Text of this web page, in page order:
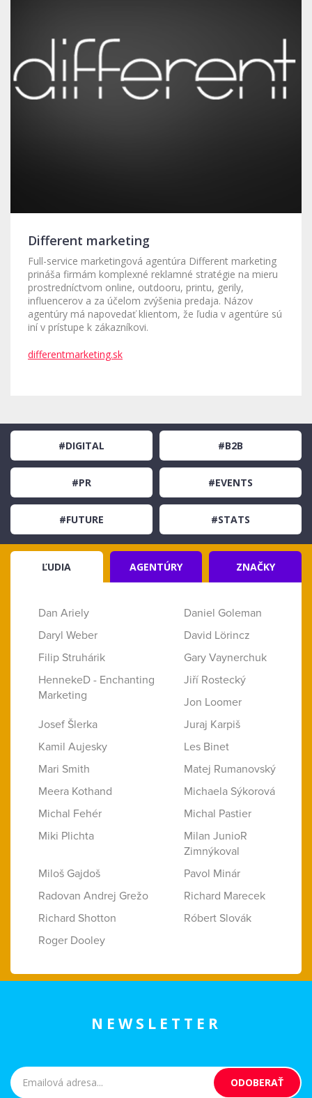
Different marketing
Full-service marketingová agentúra Different marketing
prináša firmám komplexné reklamné stratégie na mieru
prostredníctvom online, outdooru, printu, gerily,
influencerov a za účelom zvýšenia predaja. Názov
agentúry má napovedať klientom, že ľudia v agentúre sú
iní v prístupe k zákazníkovi.
differentmarketing.sk
#DIGITAL #B2B
#PR #EVENTS
#FUTURE #STATS
ĽUDIA AGENTÚRY ZNAČKY
Dan Ariely
Daniel Goleman
Daryl Weber
David Lörincz
Filip Struhárik
Gary Vaynerchuk
HennekeD - Enchanting
Marketing
Jiří Rostecký
Jon Loomer
Josef Šlerka
Juraj Karpiš
Kamil Aujesky
Les Binet
Mari Smith
Matej Rumanovský
Meera Kothand
Michaela Sýkorová
Michal Fehér
Michal Pastier
Miki Plichta
Milan JunioR
Zimnýkoval
Miloš Gajdoš
Pavol Minár
Radovan Andrej Grežo
Richard Marecek
Richard Shotton
Róbert Slovák
Roger Dooley
NEWSLETTER